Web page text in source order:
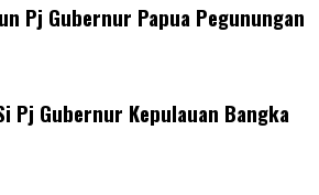
Pj Gubernur Papua Pegunungan
Pj Gubernur Kepulauan Bangka